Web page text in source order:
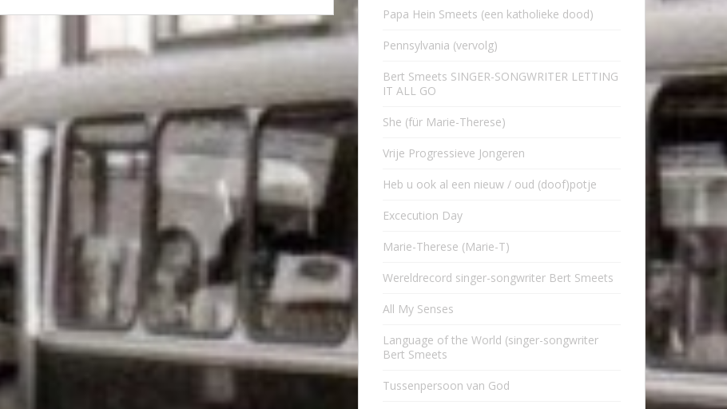
Papa Hein Smeets (een katholieke dood)
Pennsylvania (vervolg)
Bert Smeets SINGER-SONGWRITER LETTING
IT ALL GO
She (für Marie-Therese)
Vrije Progressieve Jongeren
Heb u ook al een nieuw / oud (doof)potje
Excecution Day
Marie-Therese (Marie-T)
Wereldrecord singer-songwriter Bert Smeets
All My Senses
Language of the World (singer-songwriter
Bert Smeets
Tussenpersoon van God